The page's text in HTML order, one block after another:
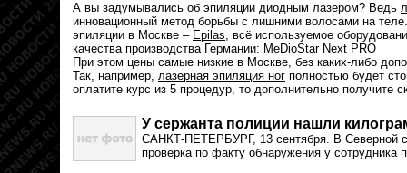
А вы задумывались об эпиляции диодным лазером? Ведь
инновационный метод борьбы с лишними волосами на
эпиляции в Москве – Epilas, всё используемое
качества производства Германии: MeDioStar Next PRO
При этом цены самые низкие в Москве, без каких-либо
Так, например, лазерная эпиляция ног полностью будет
оплатите курс из 5 процедур, то дополнительно получите
У сержанта полиции нашли
САНКТ-ПЕТЕРБУРГ, 13 сентября. В Северной
проверка по факту обнаружения у сотрудника